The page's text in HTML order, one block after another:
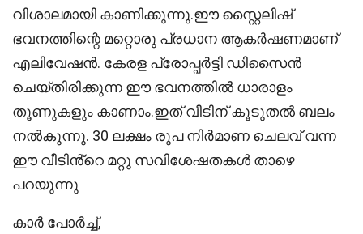
വിശാലമായി കാണിക്കുന്നു.ഈ സ്റ്റൈലിഷ്
ഭവനത്തിന്റെ മറ്റൊരു പ്രധാന ആകർഷണമാണ്
എലിവേഷൻ. കേരള പ്രോപ്പർട്ടി ഡിസൈൻ
ചെയ്തിരിക്കുന്ന ഈ ഭവനത്തിൽ ധാരാളം
തൂണുകളും കാണാം.ഇത് വീടിന് കൂടുതൽ ബലം
നൽകുന്നു. 30 ലക്ഷം രൂപ നിർമാണ ചെലവ് വന്ന
ഈ വീടിൻ്റെ മറ്റു സവിശേഷതകൾ താഴെ
പറയുന്നു
കാർ പോർച്ച്,